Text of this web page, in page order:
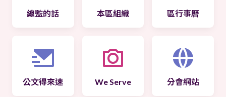
總監的話 本區組織 區行事曆
公文得來速 We Serve 分會網站